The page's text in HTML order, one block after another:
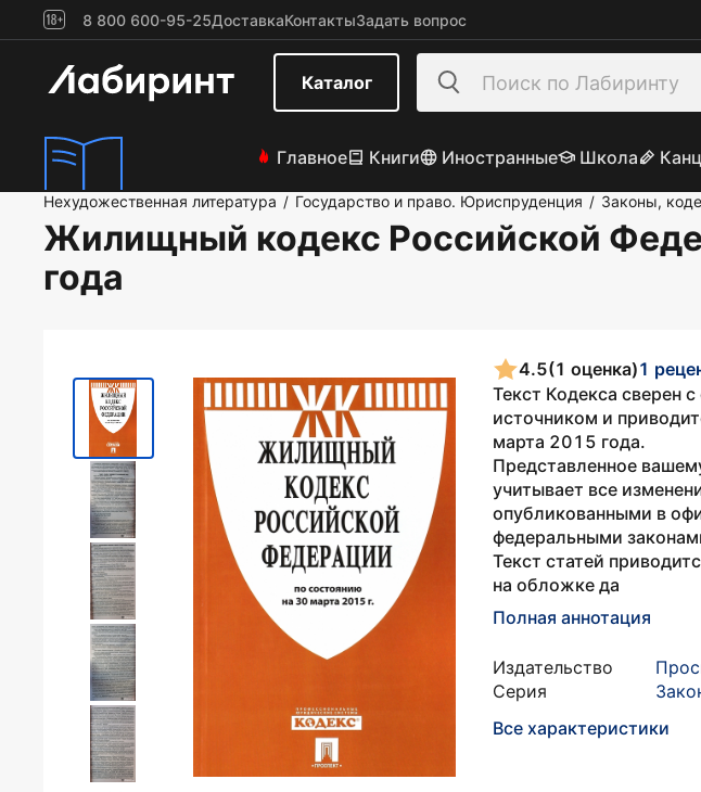
8 800 600-95-25ДоставкаКонтактыЗадать вопрос
Каталог
Главное Книги Иностранные Школа
Нехудожественная литература / Государство и право. Юриспруденция / Законы,
Жилищный кодекс Российской
года
4.5(1 оценка)1
Текст Кодекса сверен
источником и
марта 2015 года.
Представленное
учитывает все
опубликованными в
федеральными
Текст статей
на обложке да
Полная аннотация
Издательство
Серия
Все характеристики